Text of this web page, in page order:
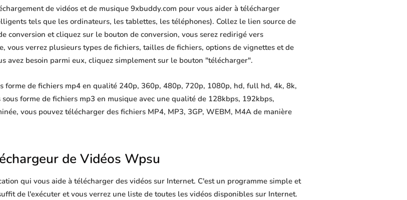
de vidéos et de musique 9xbuddy.com pour vous aider à télécharger
tels que les ordinateurs, les tablettes, les téléphones). Collez le lien source de
conversion et cliquez sur le bouton de conversion, vous serez redirigé vers
vous verrez plusieurs types de fichiers, tailles de fichiers, options de vignettes et de
avez besoin parmi eux, cliquez simplement sur le bouton "télécharger".
forme de fichiers mp4 en qualité 240p, 360p, 480p, 720p, 1080p, hd, full hd, 4k, 8k,
forme de fichiers mp3 en musique avec une qualité de 128kbps, 192kbps,
vous pouvez télécharger des fichiers MP4, MP3, 3GP, WEBM, M4A de manière
de Vidéos Wpsu
qui vous aide à télécharger des vidéos sur Internet. C'est un programme simple et
de l'exécuter et vous verrez une liste de toutes les vidéos disponibles sur Internet.